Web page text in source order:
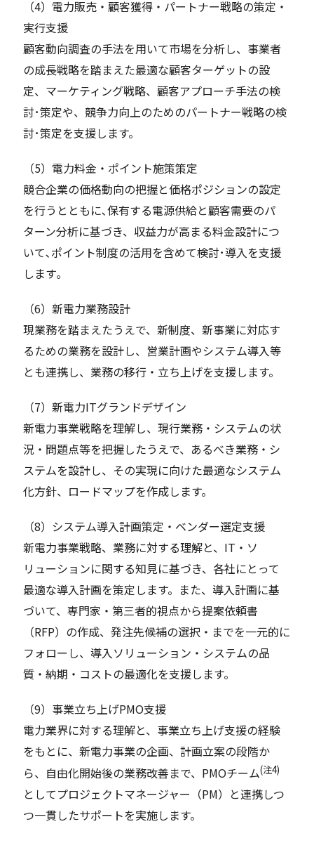
（4）電力販売・顧客獲得・パートナー戦略の策定・
実行支援
顧客動向調査の手法を用いて市場を分析し、事業者
の成長戦略を踏まえた最適な顧客ターゲットの設
定、マーケティング戦略、顧客アプローチ手法の検
討･策定や、競争力向上のためのパートナー戦略の検
討･策定を支援します。
（5）電力料金・ポイント施策策定
競合企業の価格動向の把握と価格ポジションの設定
を行うとともに､保有する電源供給と顧客需要のパ
ターン分析に基づき、収益力が高まる料金設計につ
いて､ポイント制度の活用を含めて検討･導入を支援
します｡
（6）新電力業務設計
現業務を踏まえたうえで、新制度、新事業に対応す
るための業務を設計し、営業計画やシステム導入等
とも連携し、業務の移行・立ち上げを支援します。
（7）新電力ITグランドデザイン
新電力事業戦略を理解し、現行業務・システムの状
況・問題点等を把握したうえで、あるべき業務・シ
ステムを設計し、その実現に向けた最適なシステム
化方針、ロードマップを作成します。
（8）システム導入計画策定・ベンダー選定支援
新電力事業戦略、業務に対する理解と、IT・ソ
リューションに関する知見に基づき、各社にとって
最適な導入計画を策定します。また、導入計画に基
づいて、専門家・第三者的視点から提案依頼書
（RFP）の作成、発注先候補の選択・までを一元的に
フォローし、導入ソリューション・システムの品
質・納期・コストの最適化を支援します。
（9）事業立ち上げPMO支援
電力業界に対する理解と、事業立ち上げ支援の経験
をもとに、新電力事業の企画、計画立案の段階か
ら、自由化開始後の業務改善まで、PMOチーム(注4)
としてプロジェクトマネージャー（PM）と連携しつ
つ一貫したサポートを実施します。